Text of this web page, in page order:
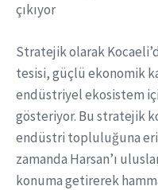
çıkıyor
Stratejik olarak
tesisi, güçlü ekonomik
endüstriyel ekosistem
gösteriyor. Bu stratejik
endüstri topluluğuna
zamanda Harsan’ı
konuma getirerek